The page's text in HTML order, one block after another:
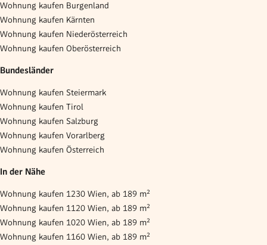
Wohnung kaufen Burgenland
Wohnung kaufen Kärnten
Wohnung kaufen Niederösterreich
Wohnung kaufen Oberösterreich
Bundesländer
Wohnung kaufen Steiermark
Wohnung kaufen Tirol
Wohnung kaufen Salzburg
Wohnung kaufen Vorarlberg
Wohnung kaufen Österreich
In der Nähe
Wohnung kaufen 1230 Wien, ab 189 m²
Wohnung kaufen 1120 Wien, ab 189 m²
Wohnung kaufen 1020 Wien, ab 189 m²
Wohnung kaufen 1160 Wien, ab 189 m²